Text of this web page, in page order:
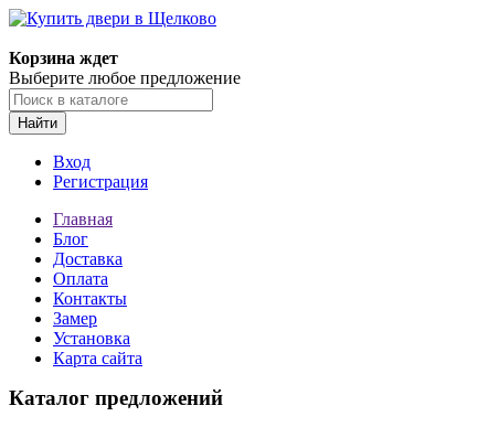
Корзина ждет
Выберите любое предложение
Найти
Вход
Регистрация
Главная
Блог
Доставка
Оплата
Контакты
Замер
Установка
Карта сайта
Каталог предложений